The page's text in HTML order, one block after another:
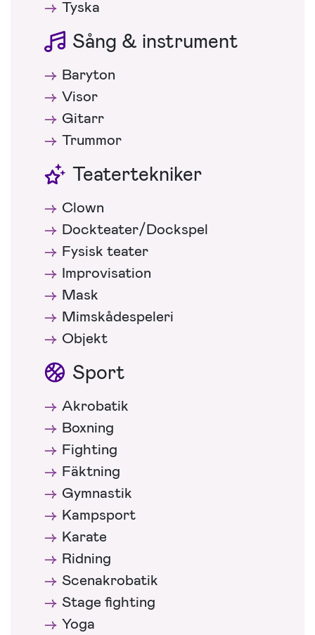
Tyska
Sång & instrument
Baryton
Visor
Gitarr
Trummor
Teatertekniker
Clown
Dockteater/Dockspel
Fysisk teater
Improvisation
Mask
Mimskådespeleri
Objekt
Sport
Akrobatik
Boxning
Fighting
Fäktning
Gymnastik
Kampsport
Karate
Ridning
Scenakrobatik
Stage fighting
Yoga